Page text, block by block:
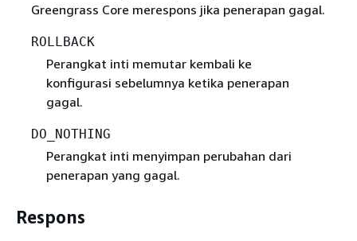
Greengrass Core merespons jika penerapan gagal.
ROLLBACK
Perangkat inti memutar kembali ke
konfigurasi sebelumnya ketika penerapan
gagal.
DO_NOTHING
Perangkat inti menyimpan perubahan dari
penerapan yang gagal.
Respons